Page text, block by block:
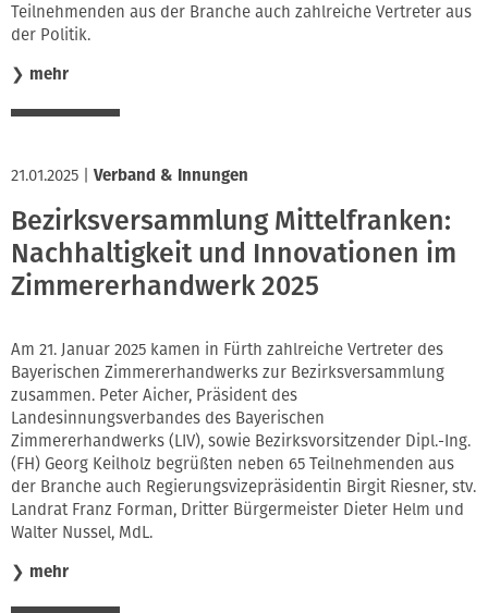
Teilnehmenden aus der Branche auch zahlreiche Vertreter aus
der Politik.
❯ mehr
21.01.2025 Verband & Innungen
Bezirksversammlung Mittelfranken:
Nachhaltigkeit und Innovationen im
Zimmererhandwerk 2025
Am 21. Januar 2025 kamen in Fürth zahlreiche Vertreter des
Bayerischen Zimmererhandwerks zur Bezirksversammlung
zusammen. Peter Aicher, Präsident des
Landesinnungsverbandes des Bayerischen
Zimmererhandwerks (LIV), sowie Bezirksvorsitzender Dipl.-Ing.
(FH) Georg Keilholz begrüßten neben 65 Teilnehmenden aus
der Branche auch Regierungsvizepräsidentin Birgit Riesner, stv.
Landrat Franz Forman, Dritter Bürgermeister Dieter Helm und
Walter Nussel, MdL.
❯ mehr